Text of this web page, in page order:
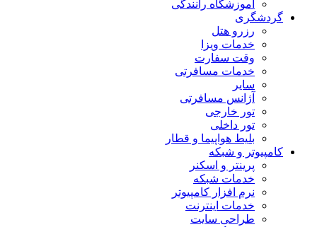
آموزشگاه رانندگی
گردشگری
رزرو هتل
خدمات ویزا
وقت سفارت
خدمات مسافرتی
سایر
آژانس مسافرتی
تور خارجی
تور داخلی
بلیط هواپیما و قطار
کامپیوتر و شبکه
پرینتر و اسکنر
خدمات شبکه
نرم افزار کامپیوتر
خدمات اینترنت
طراحی سایت